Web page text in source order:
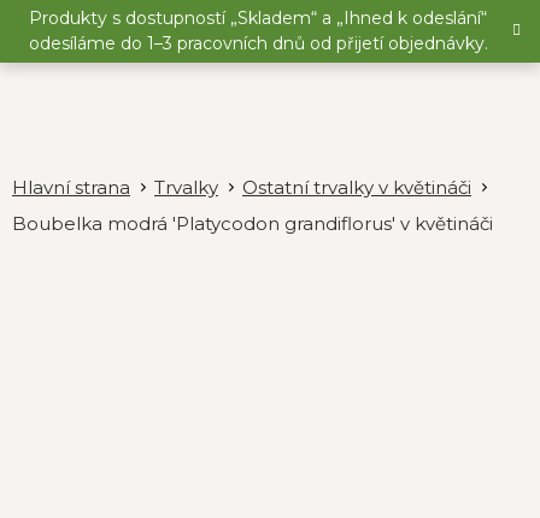
Přejít
obsah
Produkty s dostupností „Skladem“ a „Ihned k odeslání“
odesíláme do 1–3 pracovních dnů od přijetí objednávky.
Trvalky
Ostatní trvalky v květináči
Boubelka modrá 'Platycodon grandiflorus' v květináči